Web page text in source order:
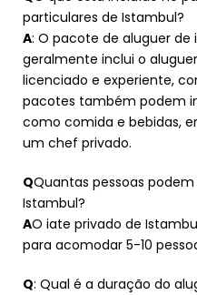
particulares de Istambul?
A: O pacote de aluguer
geralmente inclui o
licenciado e experiente,
pacotes também podem
como comida e bebidas,
um chef privado.
QQuantas pessoas
Istambul?
AO iate privado de
para acomodar 5-10
Q: Qual é a duração do